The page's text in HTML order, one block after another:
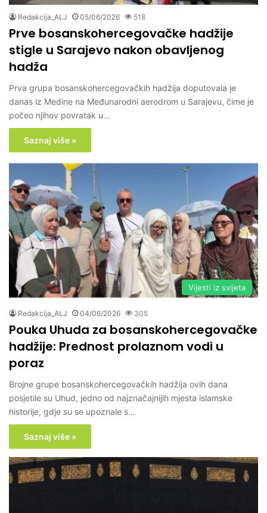
Redakcija_ALJ 05/06/2026 518
Prve bosanskohercegovačke hadžije
stigle u Sarajevo nakon obavljenog
hadža
Prva grupa bosanskohercegovačkih hadžija doputovala je
danas iz Medine na Međunarodni aerodrom u Sarajevu, čime je
počeo njihov povratak u…
Saznaj više »
Vijesti iz svijeta
Redakcija_ALJ 04/06/2026 305
Pouka Uhuda za bosanskohercegovačke
hadžije: Prednost prolaznom vodi u
poraz
Brojne grupe bosanskohercegovačkih hadžija ovih dana
posjetile su Uhud, jedno od najznačajnijih mjesta islamske
historije, gdje su se upoznale s…
Saznaj više »